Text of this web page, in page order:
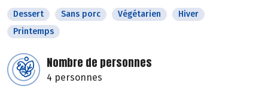
Dessert Sans porc Végétarien
Hiver
Printemps
Nombre de personnes
4 personnes